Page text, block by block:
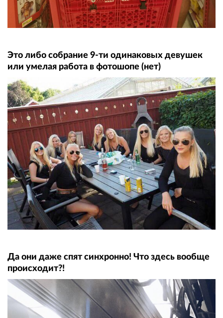
Это либо собрание 9-ти одинаковых девушек
или умелая работа в фотошопе (нет)
Да они даже спят синхронно! Что здесь вообще
происходит?!